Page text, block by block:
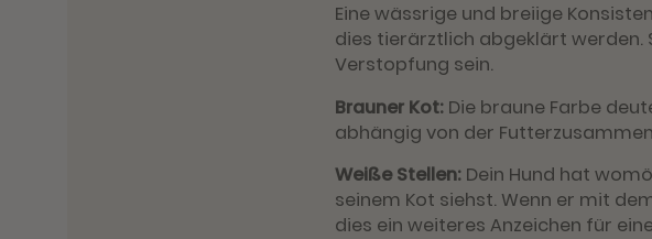
Eine wässrige und breiige
dies tierärztlich abgeklärt werden.
Verstopfung sein.
Brauner Kot: Die braune Farbe
abhängig von der
Weiße Stellen: Dein Hund hat
seinem Kot siehst. Wenn er mit
dies ein weiteres Anzeichen für